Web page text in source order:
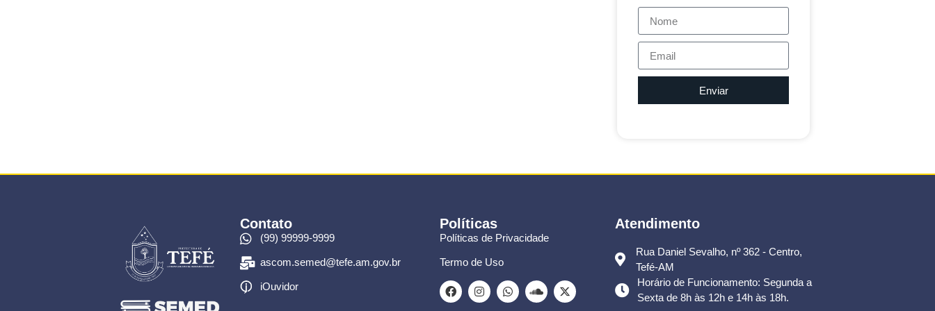
Enviar
Contato
(99) 99999-9999
ascom.semed@tefe.am.gov.br
iOuvidor
Políticas
Políticas de Privacidade
Termo de Uso
Atendimento
Rua Daniel Sevalho, nº 362 - Centro,
Tefé-AM
Horário de Funcionamento: Segunda a
Sexta de 8h às 12h e 14h às 18h.